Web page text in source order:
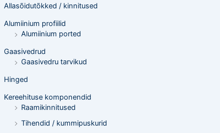
o
t
s
i
n
g
Allasõidutõkked / kinnitused
Alumiinium profiilid
Alumiinium ported
Gaasivedrud
Gaasivedru tarvikud
Hinged
Kereehituse komponendid
Raamikinnitused
Tihendid / kummipuskurid